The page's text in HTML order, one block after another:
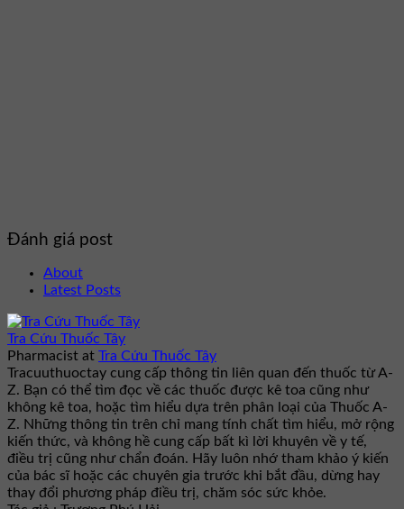
Đánh giá post
About
Latest Posts
Tra Cứu Thuốc Tây
Pharmacist at Tra Cứu Thuốc Tây
Tracuuthuoctay cung cấp thông tin liên quan đến thuốc từ A-
Z. Bạn có thể tìm đọc về các thuốc được kê toa cũng như
không kê toa, hoặc tìm hiểu dựa trên phân loại của Thuốc A-
Z. Những thông tin trên chỉ mang tính chất tìm hiểu, mở rộng
kiến thức, và không hề cung cấp bất kì lời khuyên về y tế,
điều trị cũng như chẩn đoán. Hãy luôn nhớ tham khảo ý kiến
của bác sĩ hoặc các chuyên gia trước khi bắt đầu, dừng hay
thay đổi phương pháp điều trị, chăm sóc sức khỏe.